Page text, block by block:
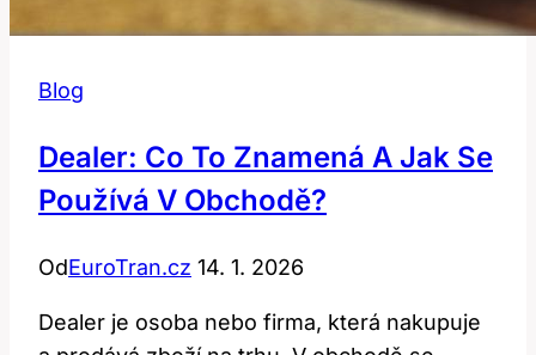
Blog
Dealer: Co To Znamená A Jak Se
Používá V Obchodě?
OdEuroTran.cz 14. 1. 2026
Dealer je osoba nebo firma, která nakupuje